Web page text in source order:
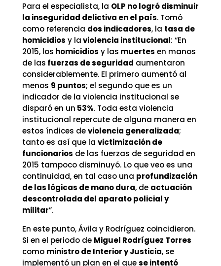
Para el especialista, la OLP no logró disminuir
la inseguridad delictiva en el país. Tomó
como referencia dos indicadores, la tasa de
homicidios y laviolencia institucional: “En
2015, los homicidios y las muertes en manos
de las fuerzas de seguridad aumentaron
considerablemente. El primero aumentó al
menos 9 puntos; el segundo que es un
indicador de la violencia institucional se
disparó en un 53%. Toda esta violencia
institucional repercute de alguna manera en
estos índices deviolencia generalizada;
tanto es así que la victimización de
funcionarios de las fuerzas de seguridad en
2015 tampoco disminuyó. Lo que veo es una
continuidad, en tal caso una profundización
de las lógicas demano dura, de actuación
descontrolada del aparato policial y
militar”.
En este punto, Ávila y Rodríguez coincidieron.
Si en el periodo de Miguel Rodríguez Torres
como ministro de Interior y Justicia, se
implementó un plan en el quese intentó